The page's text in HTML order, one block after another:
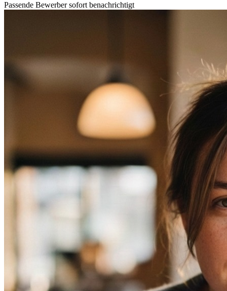
Passende Bewerber sofort benachrichtigt